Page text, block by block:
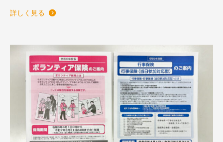
詳しく見る